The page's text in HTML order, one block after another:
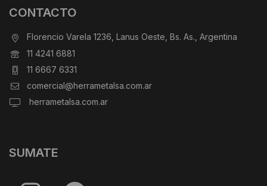
CONTACTO
Florencio Varela 1236, Lanus Oeste, Bs. As., Argentina
11 4241 6881
11 6667 6331
comercial@herrametalsa.com.ar
herrametalsa.com.ar
SUMATE